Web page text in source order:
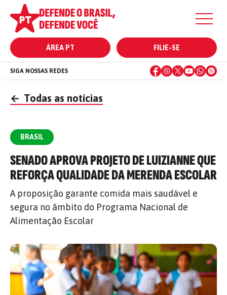
ÁREA PT FILIE-SE
SIGA NOSSAS REDES
← Todas as notícias
BRASIL
SENADO APROVA PROJETO DE LUIZIANNE QUE
REFORÇA QUALIDADE DA MERENDA ESCOLAR
A proposição garante comida mais saudável e
segura no âmbito do Programa Nacional de
Alimentação Escolar